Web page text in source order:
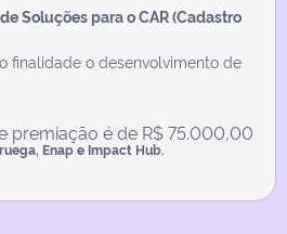
Soluções para o CAR (Cadastro
finalidade o desenvolvimento de
premiação é de R$ 75.000,00
Enap e Impact Hub.